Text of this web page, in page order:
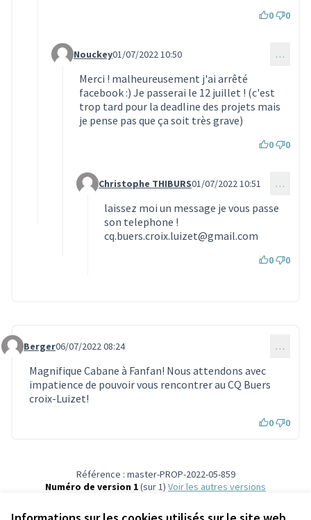
0 0
Commentaire 1964 (réponse au commentaire 1963)
Nouckey01/07/2022 10:50 …
Merci ! malheureusement j'ai arrêté
facebook :) Je passerai le 12 juillet ! (c'est
trop tard pour la deadline des projets mais
je pense pas que ça soit très grave)
0 0
Commentaire 1965 (réponse au commentaire
Christophe THIBURS01/07/2022 10:51 …
laissez moi un message je vous passe
son telephone !
cq.buers.croix.luizet@gmail.com
0 0
Commentaire 1977
Berger06/07/2022 08:24 …
Magnifique Cabane à Fanfan! Nous attendons avec
impatience de pouvoir vous rencontrer au CQ Buers
croix-Luizet!
0 0
Référence : master-PROP-2022-05-859
Numéro de version 1(sur 1)
voir les autres versions